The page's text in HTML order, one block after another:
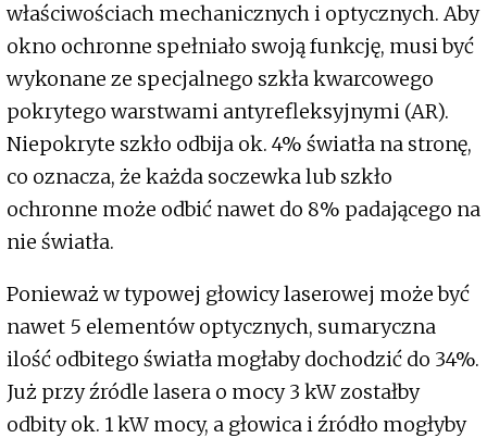
właściwościach mechanicznych i optycznych. Aby
okno ochronne spełniało swoją funkcję, musi być
wykonane ze specjalnego szkła kwarcowego
pokrytego warstwami antyrefleksyjnymi (AR).
Niepokryte szkło odbija ok. 4% światła na stronę,
co oznacza, że każda soczewka lub szkło
ochronne może odbić nawet do 8% padającego na
nie światła.
Ponieważ w typowej głowicy laserowej może być
nawet 5 elementów optycznych, sumaryczna
ilość odbitego światła mogłaby dochodzić do 34%.
Już przy źródle lasera o mocy 3 kW zostałby
odbity ok. 1 kW mocy, a głowica i źródło mogłyby